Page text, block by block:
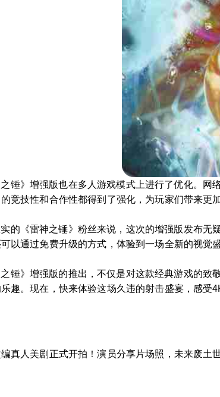
之锤》增强版也在多人游戏模式上进行了优化。
竞技性和合作性都得到了强化，为玩家们带来更
的《雷神之锤》粉丝来说，这次的增强版发布
以通过免费升级的方式，体验到一场全新的视觉盛
之锤》增强版的推出，不仅是对这款经典游戏的
趣。现在，快来体验这场久违的射击盛宴，感受
编真人美剧正式开拍！演员分享片场照，未来废土